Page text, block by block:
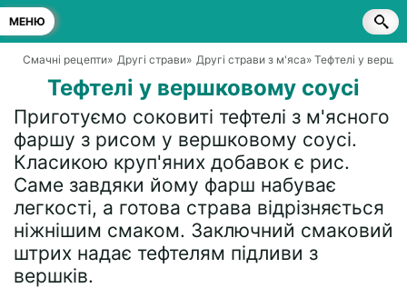
МЕНЮ
Смачні рецепти» Другі страви» Другі страви з м'яса» Тефтелі у
Тефтелі у вершковому соусі
Приготуємо соковиті тефтелі з м'ясного
фаршу з рисом у вершковому соусі.
Класикою круп'яних добавок є рис.
Саме завдяки йому фарш набуває
легкості, а готова страва відрізняється
ніжнішим смаком. Заключний смаковий
штрих надає тефтелям підливи з
вершків.